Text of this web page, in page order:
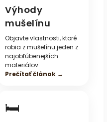
Výhody
mušelínu
Objavte vlastnosti, ktoré
robia z mušelínu jeden z
najobľúbenejších
materiálov.
Prečítať článok →
🛏️